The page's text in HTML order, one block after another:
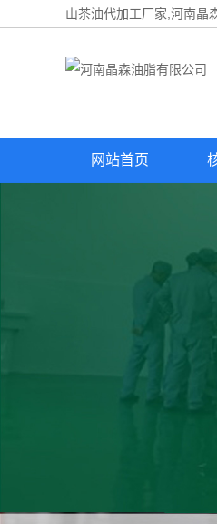
山茶油代加工厂家,河南晶
网站首页